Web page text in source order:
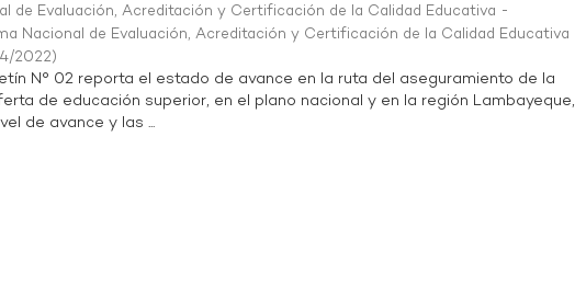
de Evaluación, Acreditación y Certificación de la Calidad Educativa -
Nacional de Evaluación, Acreditación y Certificación de la Calidad Educativa
2022)
N° 02 reporta el estado de avance en la ruta del aseguramiento de la
de educación superior, en el plano nacional y en la región Lambayeque,
de avance y las ...